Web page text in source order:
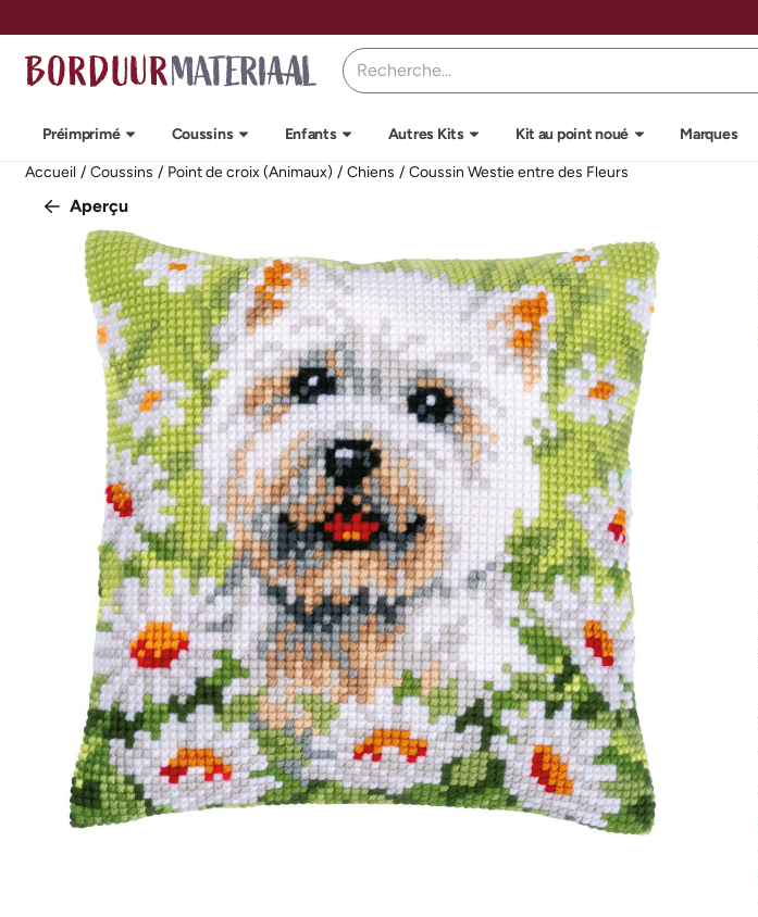
Rechercher
Préimprimé Coussins Enfants Autres Kits Kit au point noué Marques
Accueil / Coussins / Point de croix (Animaux) / Chiens / Coussin Westie entre des Fleurs
Aperçu